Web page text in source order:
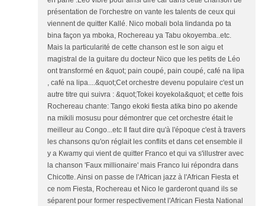
présentation de l'orchestre on vante les talents de ceux qui
viennent de quitter Kallé. Nico mobali bola lindanda po ta
bina façon ya mboka, Rochereau ya Tabu okoyemba..etc.
Mais la particularité de cette chanson est le son aigu et
magistral de la guitare du docteur Nico que les petits de Léo
ont transformé en &quot; pain coupé, pain coupé, café na lipa
, café na lipa....&quot;Cet orchestre devenu populaire c'est un
autre titre qui suivra : &quot;Tokei koyekola&quot; et cette fois
Rochereau chante: Tango ekoki fiesta atika bino po akende
na mikili mosusu pour démontrer que cet orchestre était le
meilleur au Congo...etc Il faut dire qu'à l'époque c'est à travers
les chansons qu'on réglait les conflits et dans cet ensemble il
y a Kwamy qui vient de quitter Franco et qui va s'illustrer avec
la chanson 'Faux millionaire' mais Franco lui répondra dans
Chicotte. Ainsi on passe de l'African jazz à l'African Fiesta et
ce nom Fiesta, Rochereau et Nico le garderont quand ils se
séparent pour former respectivement l'African Fiesta National